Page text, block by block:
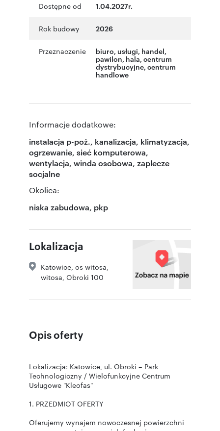
Dostępne od 1.04.2027r.
Rok budowy 2026
Przeznaczenie biuro, usługi, handel,
pawilon, hala, centrum
dystrybucyjne, centrum
handlowe
Informacje dodatkowe:
instalacja p-poż., kanalizacja, klimatyzacja,
ogrzewanie, sieć komputerowa,
wentylacja, winda osobowa, zaplecze
socjalne
Okolica:
niska zabudowa, pkp
Lokalizacja
Katowice os witosa
witosa Obroki 100
Opis oferty
Lokalizacja: Katowice, ul. Obroki – Park
Technologiczny / Wielofunkcyjne Centrum
Usługowe "Kleofas"
1. PRZEDMIOT OFERTY
Oferujemy wynajem nowoczesnej powierzchni